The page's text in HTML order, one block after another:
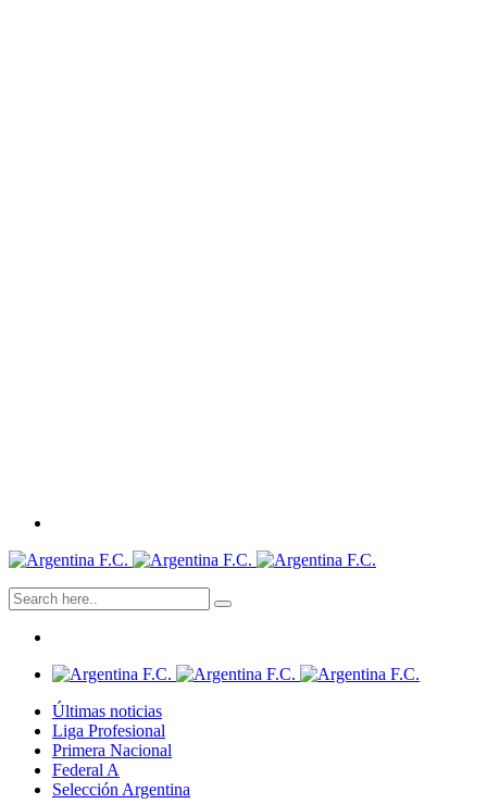
Últimas noticias
Liga Profesional
Primera Nacional
Federal A
Selección Argentina